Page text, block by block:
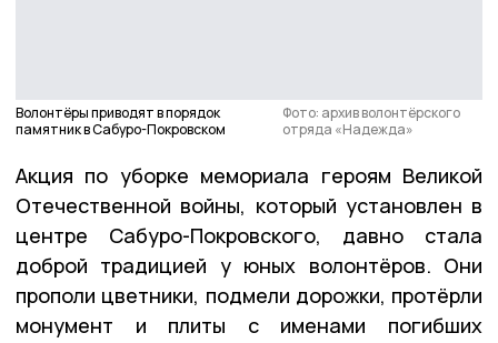
Волонтёры приводят в порядок
памятник в Сабуро-Покровском
Фото: архив волонтёрского
отряда «Надежда»
Акция по уборке мемориала героям Великой
Отечественной войны, который установлен в
центре Сабуро-Покровского, давно стала
доброй традицией у юных волонтёров. Они
прополи цветники, подмели дорожки, протёрли
монумент и плиты с именами погибших